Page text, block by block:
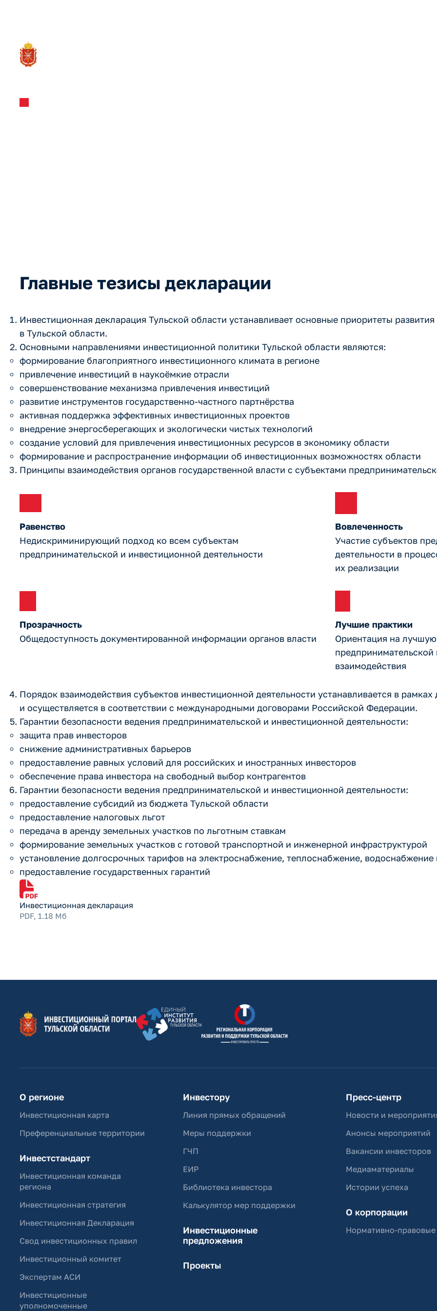
Инвестстандарт
Главные тезисы декларации
Инвестиционная декларация Тульской области устанавливает основные приоритеты
в Тульской области.
Основными направлениями инвестиционной политики Тульской области являются:
формирование благоприятного инвестиционного климата в регионе
привлечение инвестиций в наукоёмкие отрасли
совершенствование механизма привлечения инвестиций
развитие инструментов государственно-частного партнёрства
активная поддержка эффективных инвестиционных проектов
внедрение энергосберегающих и экологически чистых технологий
создание условий для привлечения инвестиционных ресурсов в экономику области
формирование и распространение информации об инвестиционных возможностях области
Принципы взаимодействия органов государственной власти с субъектами
Равенство
Недискриминирующий подход ко всем субъектам
предпринимательской и инвестиционной деятельности
Вовлеченность
Участие субъектов
деятельности в
их реализации
Прозрачность
Общедоступность документированной информации органов власти
Лучшие практики
Ориентация на лучшую
предпринимательской
взаимодействия
Порядок взаимодействия субъектов инвестиционной деятельности устанавливается в
и осуществляется в соответствии с международными договорами Российской Федерации.
Гарантии безопасности ведения предпринимательской и инвестиционной деятельности:
защита прав инвесторов
снижение административных барьеров
предоставление равных условий для российских и иностранных инвесторов
обеспечение права инвестора на свободный выбор контрагентов
Гарантии безопасности ведения предпринимательской и инвестиционной деятельности:
предоставление субсидий из бюджета Тульской области
предоставление налоговых льгот
передача в аренду земельных участков по льготным ставкам
формирование земельных участков с готовой транспортной и инженерной инфраструктурой
установление долгосрочных тарифов на электроснабжение, теплоснабжение, водоснабжение
предоставление государственных гарантий
Инвестиционная декларация
PDF, 1.18 Мб
О регионе
Инвестиционная карта
Преференциальные территории
Инвестстандарт
Инвестиционная команда
региона
Инвестиционная стратегия
Инвестиционная Декларация
Свод инвестиционных правил
Инвестиционный комитет
Экспертам АСИ
Инвестиционные
уполномоченные
Инвестору
Линия прямых обращений
Меры поддержки
ГЧП
ЕИР
Библиотека инвестора
Калькулятор мер поддержки
Инвестиционные
предложения
Проекты
Пресс-центр
Новости и
Анонсы мероприятий
Вакансии инвесторов
Медиаматериалы
Истории успеха
О корпорации
Нормативно-правовые